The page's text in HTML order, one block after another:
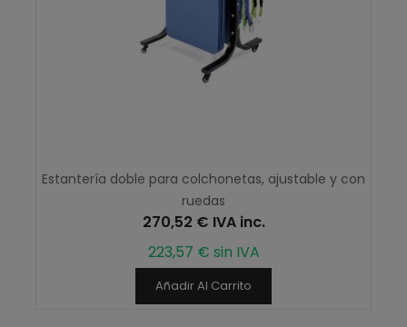
Estantería doble para colchonetas, ajustable y con
ruedas
270,52 € IVA inc.
223,57 € sin IVA
Añadir Al Carrito